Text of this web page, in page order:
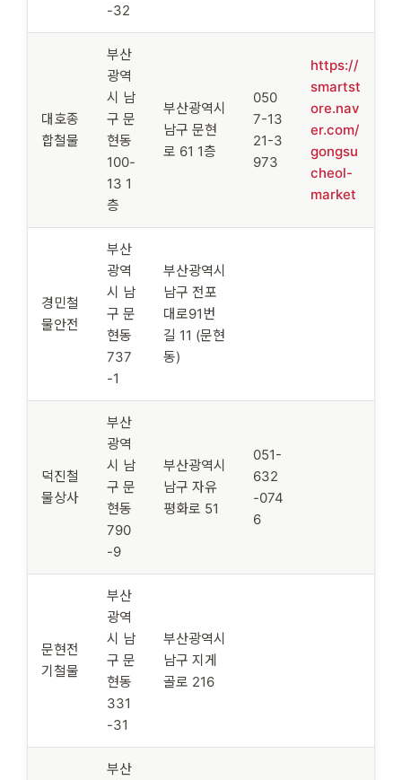
-32
대호종
합철물
부산
광역
시 남
구 문
현동
100-
13 1
층
부산광역시
남구 문현
로 61 1층
050
7-13
21-3
973
https://
smartst
ore.nav
er.com/
gongsu
cheol-
market
경민철
물안전
부산
광역
시 남
구 문
현동
737
-1
부산광역시
남구 전포
대로91번
길 11 (문현
동)
덕진철
물상사
부산
광역
시 남
구 문
현동
790
-9
부산광역시
남구 자유
평화로 51
051-
632
-074
6
문현전
기철물
부산
광역
시 남
구 문
현동
331
-31
부산광역시
남구 지게
골로 216
부산